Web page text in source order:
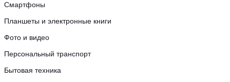
Смартфоны
Планшеты и электронные книги
Фото и видео
Персональный транспорт
Бытовая техника